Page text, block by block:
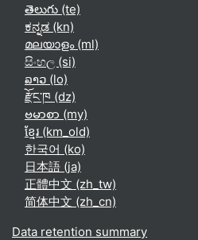
తెలుగు ‎(te)‎
ಕನ್ನಡ ‎(kn)‎
മലയാളം ‎(ml)‎
සිංහල ‎(si)‎
ລາວ ‎(lo)‎
རྫོང་ཁ ‎(dz)‎
ဗမာစာ ‎(my)‎
ខ្មែរ ‎(km_old)‎
한국어 ‎(ko)‎
日本語 ‎(ja)‎
正體中文 ‎(zh_tw)‎
简体中文 ‎(zh_cn)‎
Data retention summary